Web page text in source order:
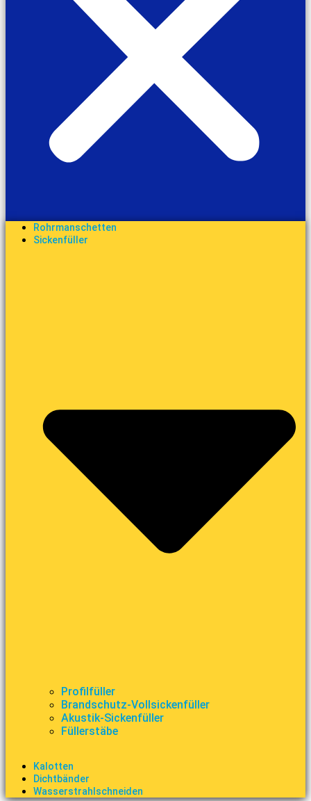
Rohrmanschetten
Sickenfüller
Profilfüller
Brandschutz-Vollsickenfüller
Akustik-Sickenfüller
Füllerstäbe
Kalotten
Dichtbänder
Wasserstrahlschneiden